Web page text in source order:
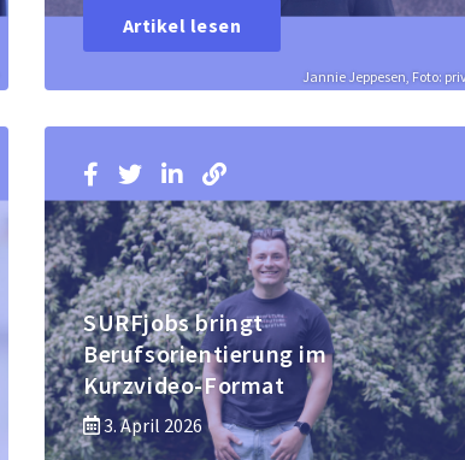
Jannie Jeppesen, Foto:
Artikel lesen
SURFjobs bringt
Berufsorientierung im
Kurzvideo-Format
3. April 2026